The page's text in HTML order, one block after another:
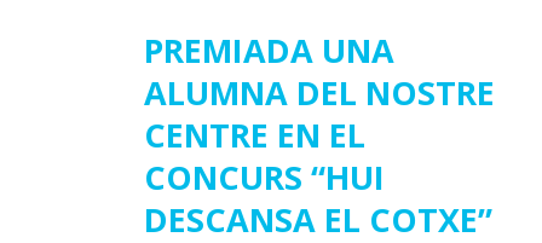
PREMIADA UNA
ALUMNA DEL NOSTRE
CENTRE EN EL
CONCURS “HUI
DESCANSA EL COTXE”